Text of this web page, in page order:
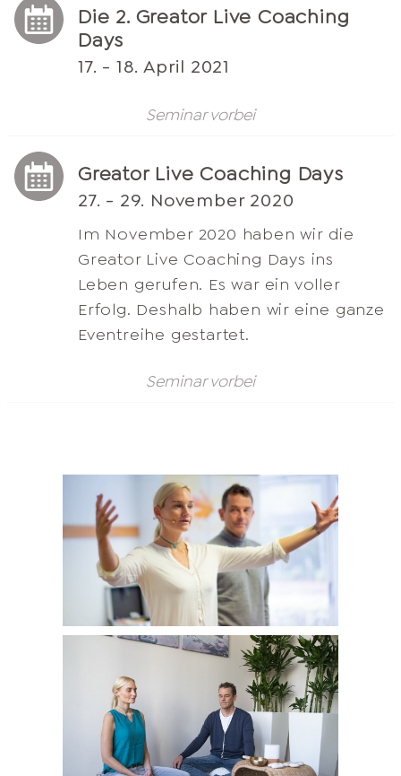
Die 2. Greator Live Coaching
Days
17. - 18. April 2021
Seminar vorbei
Greator Live Coaching Days
27. - 29. November 2020
Im November 2020 haben wir die
Greator Live Coaching Days ins
Leben gerufen. Es war ein voller
Erfolg. Deshalb haben wir eine ganze
Eventreihe gestartet.
Seminar vorbei